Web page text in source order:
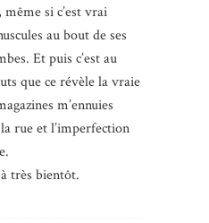
si c’est vrai
au bout de ses
Et puis c’est au
que ce révèle la vraie
m’ennuies
rue et l’imperfection
très bientôt.